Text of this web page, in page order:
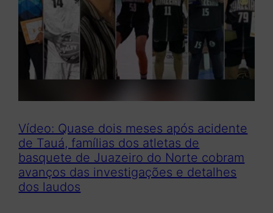
Vídeo: Quase dois meses após acidente
de Tauá, famílias dos atletas de
basquete de Juazeiro do Norte cobram
avanços das investigações e detalhes
dos laudos